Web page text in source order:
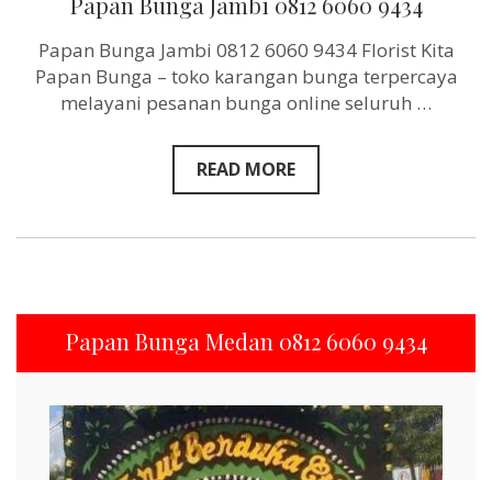
Bunga
0812
9434
Papan Bunga Jambi 0812 6060 9434 Florist Kita
Papan Bunga – toko karangan bunga terpercaya
melayani pesanan bunga online seluruh …
READ MORE
Papan Bunga Medan 0812 6060 9434